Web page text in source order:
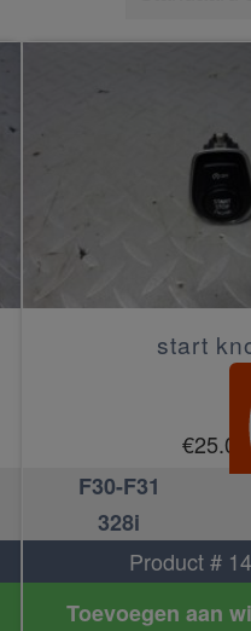
start
€25.00
F30-F31
328i
Product #
Toevoegen aan